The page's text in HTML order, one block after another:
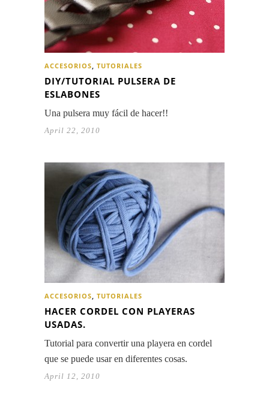
ACCESORIOS, TUTORIALES
DIY/TUTORIAL PULSERA DE
ESLABONES
Una pulsera muy fácil de hacer!!
April 22, 2010
ACCESORIOS, TUTORIALES
HACER CORDEL CON PLAYERAS
USADAS.
Tutorial para convertir una playera en cordel
que se puede usar en diferentes cosas.
April 12, 2010